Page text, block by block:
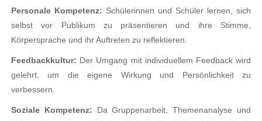
Personale Kompetenz: Schülerinnen und Schüler lernen, sich
selbst vor Publikum zu präsentieren und ihre Stimme,
Körpersprache und ihr Auftreten zu reflektieren.
Feedbackkultur: Der Umgang mit individuellem Feedback wird
gelehrt, um die eigene Wirkung und Persönlichkeit zu
verbessern.
Soziale Kompetenz: Da Gruppenarbeit, Themenanalyse und